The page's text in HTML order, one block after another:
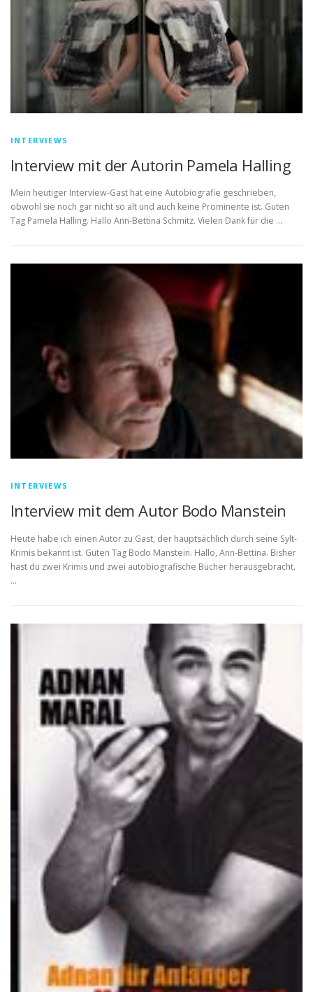
INTERVIEWS
Interview mit der Autorin Pamela Halling
Mein heutiger Interview-Gast hat eine Autobiografie geschrieben,
obwohl sie noch gar nicht so alt und auch keine Prominente ist. Guten
Tag Pamela Halling. Hallo Ann-Bettina Schmitz. Vielen Dank für die …
INTERVIEWS
Interview mit dem Autor Bodo Manstein
Heute habe ich einen Autor zu Gast, der hauptsächlich durch seine Sylt-
Krimis bekannt ist. Guten Tag Bodo Manstein. Hallo, Ann-Bettina. Bisher
hast du zwei Krimis und zwei autobiografische Bücher herausgebracht.
…